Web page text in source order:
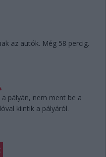
az autók. Még 58 percig.
pályán, nem ment be a
kiintik a pályáról.